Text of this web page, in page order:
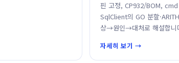
핀 고정, CP932/BOM,
SqlClient의 GO 분할
상→원인→대처로 해설합니
자세히 보기 →